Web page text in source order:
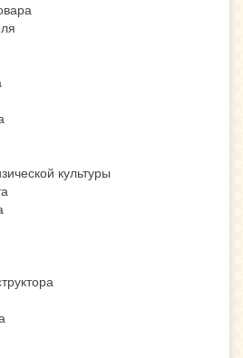
культуры